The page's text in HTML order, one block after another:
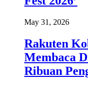
May 31, 2026
Rakuten
Membaca
Ribuan